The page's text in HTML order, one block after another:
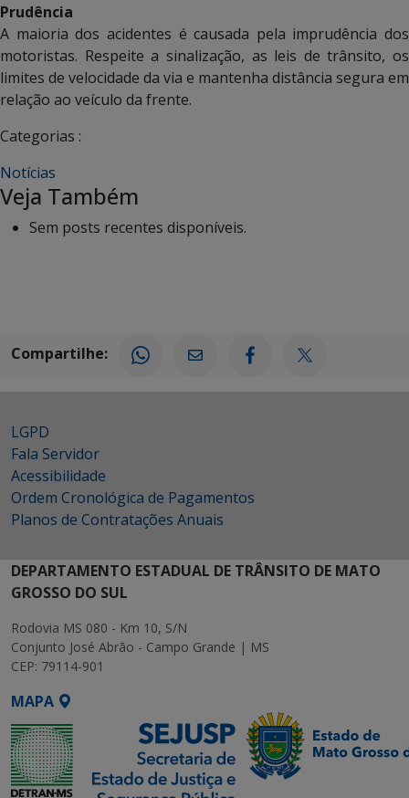
Prudência
A maioria dos acidentes é causada pela imprudência dos
motoristas. Respeite a sinalização, as leis de trânsito, os
limites de velocidade da via e mantenha distância segura em
relação ao veículo da frente.
Categorias :
Notícias
Veja Também
Sem posts recentes disponíveis.
Compartilhe:
LGPD
Fala Servidor
Acessibilidade
Ordem Cronológica de Pagamentos
Planos de Contratações Anuais
DEPARTAMENTO ESTADUAL DE TRÂNSITO DE MATO
GROSSO DO SUL
Rodovia MS 080 - Km 10, S/N
Conjunto José Abrão - Campo Grande | MS
CEP: 79114-901
MAPA